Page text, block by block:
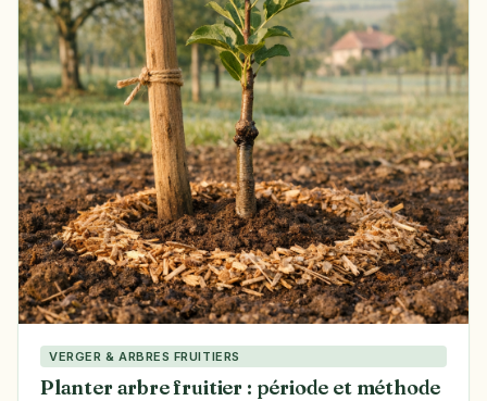
VERGER & ARBRES FRUITIERS
Planter arbre fruitier : période et méthode